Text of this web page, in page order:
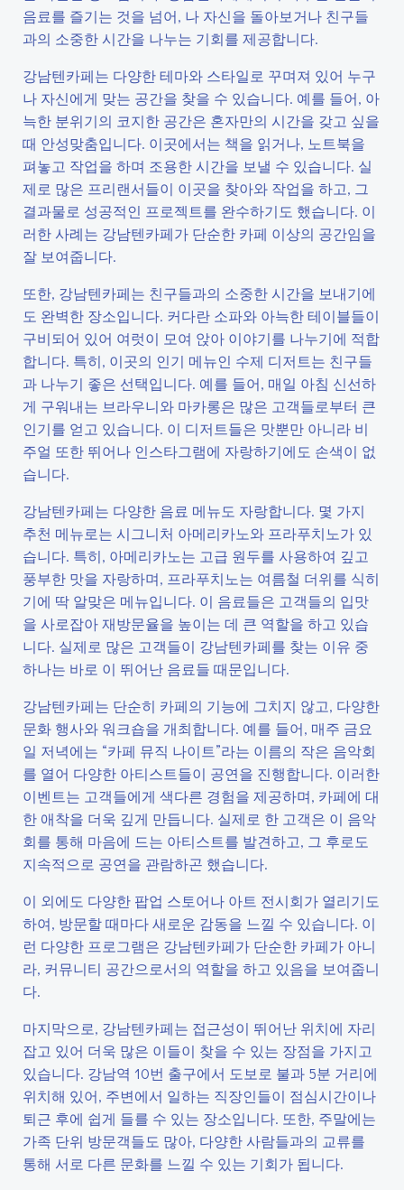
음료를 즐기는 것을 넘어, 나 자신을 돌아보거나 친구들
과의 소중한 시간을 나누는 기회를 제공합니다.
강남텐카페는 다양한 테마와 스타일로 꾸며져 있어 누구
나 자신에게 맞는 공간을 찾을 수 있습니다. 예를 들어, 아
늑한 분위기의 코지한 공간은 혼자만의 시간을 갖고 싶을
때 안성맞춤입니다. 이곳에서는 책을 읽거나, 노트북을
펴놓고 작업을 하며 조용한 시간을 보낼 수 있습니다. 실
제로 많은 프리랜서들이 이곳을 찾아와 작업을 하고, 그
결과물로 성공적인 프로젝트를 완수하기도 했습니다. 이
러한 사례는 강남텐카페가 단순한 카페 이상의 공간임을
잘 보여줍니다.
또한, 강남텐카페는 친구들과의 소중한 시간을 보내기에
도 완벽한 장소입니다. 커다란 소파와 아늑한 테이블들이
구비되어 있어 여럿이 모여 앉아 이야기를 나누기에 적합
합니다. 특히, 이곳의 인기 메뉴인 수제 디저트는 친구들
과 나누기 좋은 선택입니다. 예를 들어, 매일 아침 신선하
게 구워내는 브라우니와 마카롱은 많은 고객들로부터 큰
인기를 얻고 있습니다. 이 디저트들은 맛뿐만 아니라 비
주얼 또한 뛰어나 인스타그램에 자랑하기에도 손색이 없
습니다.
강남텐카페는 다양한 음료 메뉴도 자랑합니다. 몇 가지
추천 메뉴로는 시그니처 아메리카노와 프라푸치노가 있
습니다. 특히, 아메리카노는 고급 원두를 사용하여 깊고
풍부한 맛을 자랑하며, 프라푸치노는 여름철 더위를 식히
기에 딱 알맞은 메뉴입니다. 이 음료들은 고객들의 입맛
을 사로잡아 재방문율을 높이는 데 큰 역할을 하고 있습
니다. 실제로 많은 고객들이 강남텐카페를 찾는 이유 중
하나는 바로 이 뛰어난 음료들 때문입니다.
강남텐카페는 단순히 카페의 기능에 그치지 않고, 다양한
문화 행사와 워크숍을 개최합니다. 예를 들어, 매주 금요
일 저녁에는 “카페 뮤직 나이트”라는 이름의 작은 음악회
를 열어 다양한 아티스트들이 공연을 진행합니다. 이러한
이벤트는 고객들에게 색다른 경험을 제공하며, 카페에 대
한 애착을 더욱 깊게 만듭니다. 실제로 한 고객은 이 음악
회를 통해 마음에 드는 아티스트를 발견하고, 그 후로도
지속적으로 공연을 관람하곤 했습니다.
이 외에도 다양한 팝업 스토어나 아트 전시회가 열리기도
하여, 방문할 때마다 새로운 감동을 느낄 수 있습니다. 이
런 다양한 프로그램은 강남텐카페가 단순한 카페가 아니
라, 커뮤니티 공간으로서의 역할을 하고 있음을 보여줍니
다.
마지막으로, 강남텐카페는 접근성이 뛰어난 위치에 자리
잡고 있어 더욱 많은 이들이 찾을 수 있는 장점을 가지고
있습니다. 강남역 10번 출구에서 도보로 불과 5분 거리에
위치해 있어, 주변에서 일하는 직장인들이 점심시간이나
퇴근 후에 쉽게 들를 수 있는 장소입니다. 또한, 주말에는
가족 단위 방문객들도 많아, 다양한 사람들과의 교류를
통해 서로 다른 문화를 느낄 수 있는 기회가 됩니다.